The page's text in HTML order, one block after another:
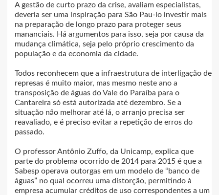
A gestão de curto prazo da crise, avaliam especialistas,
deveria ser uma inspiração para São Pau-lo investir mais
na preparação de longo prazo para proteger seus
mananciais. Há argumentos para isso, seja por causa da
mudança climática, seja pelo próprio crescimento da
população e da economia da cidade.
Todos reconhecem que a infraestrutura de interligação de
represas é muito maior, mas mesmo neste ano a
transposição de águas do Vale do Paraíba para o
Cantareira só está autorizada até dezembro. Se a
situação não melhorar até lá, o arranjo precisa ser
reavaliado, e é preciso evitar a repetição de erros do
passado.
O professor Antônio Zuffo, da Unicamp, explica que
parte do problema ocorrido de 2014 para 2015 é que a
Sabesp operava outorgas em um modelo de “banco de
águas” no qual ocorreu uma distorção, permitindo à
empresa acumular créditos de uso correspondentes a um